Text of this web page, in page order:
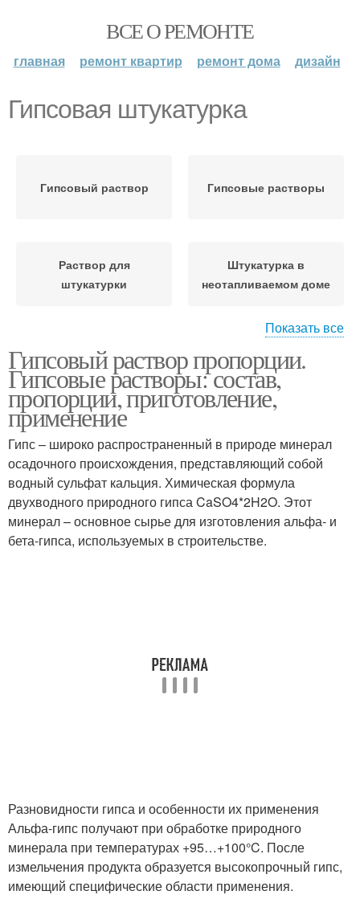
ВСЕ О РЕМОНТЕ
главная ремонт квартир ремонт дома дизайн
Гипсовая штукатурка
Гипсовый раствор Гипсовые растворы
Раствор для
штукатурки
Штукатурка в
неотапливаемом доме
Гипсовая шпатлевка Штукатурки для стен
Тёплая штукатурка
Штукатурка для
внутренних работ
Теплоизоляционная
штукатурка
Штукатурка для
наружных работ
Смесь для штукатурки
Потолок перед
штукатуркой
Показать все
Гипсовый раствор пропорции.
Гипсовые растворы: состав,
пропорции, приготовление,
применение
Гипс – широко распространенный в природе минерал
осадочного происхождения, представляющий собой
водный сульфат кальция. Химическая формула
двухводного природного гипса CaSO4*2H2O. Этот
минерал – основное сырье для изготовления альфа- и
бета-гипса, используемых в строительстве.
Разновидности гипса и особенности их применения
Альфа-гипс получают при обработке природного
минерала при температурах +95…+100°C. После
измельчения продукта образуется высокопрочный гипс,
имеющий специфические области применения.